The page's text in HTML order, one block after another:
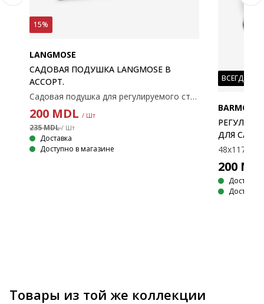
15%
LANGMOSE
САДОВАЯ ПОДУШКА LANGMOSE В
АСCОРТ.
Садовая подушка для регулируемого стула. 49x117x6 см
200MDL / Шт
235 MDL/ Шт
Доставка
Доступно в магазине
ВСЕГДА
BARMOSE
ДЛЯ САДА,
48x117x6
200
Доставка
Товары из той же коллекции